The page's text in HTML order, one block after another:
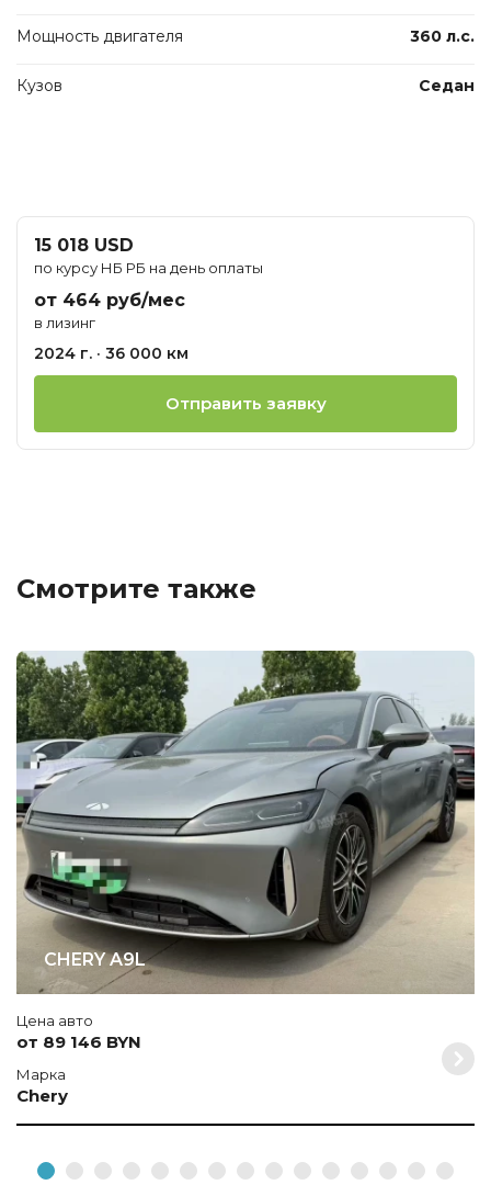
Мощность двигателя 360 л.с.
Кузов Седан
15 018 USD
по курсу НБ РБ на день оплаты
от 464 руб/мес
в лизинг
2024 г. · 36 000 км
Отправить заявку
Смотрите также
CHERY A9L
Цена авто
от 89 146 BYN
Марка
Chery